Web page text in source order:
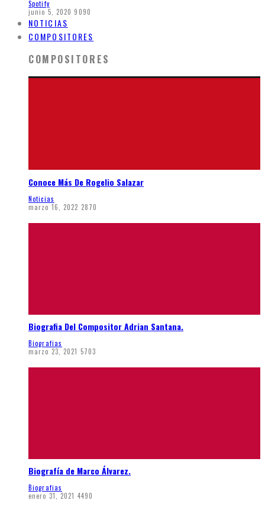
Spotify
junio 5, 2020 9090
NOTICIAS
COMPOSITORES
COMPOSITORES
Conoce Más De Rogelio Salazar
Noticias
marzo 16, 2022 2870
Biografia Del Compositor Adrian Santana.
Biografias
marzo 23, 2021 5703
Biografía de Marco Álvarez.
Biografias
enero 31, 2021 4490